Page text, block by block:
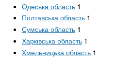
Одеська область 1
Полтавська область 1
Сумська область 1
Харківська область 1
Хмельницька область 1